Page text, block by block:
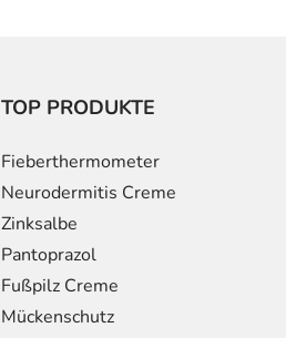
TOP PRODUKTE
Fieberthermometer
Neurodermitis Creme
Zinksalbe
Pantoprazol
Fußpilz Creme
Mückenschutz